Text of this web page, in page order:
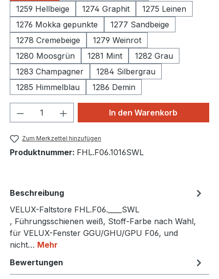
1259 Hellbeige
1274 Graphit
1275 Leinen
1276 Mokka gepunkte
1277 Sandbeige
1278 Cremebeige
1279 Weinrot
1280 Moosgrün
1281 Mint
1282 Grau
1283 Champagner
1284 Silbergrau
1285 Himmelblau
1286 Demin
Produkt Anzahl: Gib denIn den Warenkorb
Zum Merkzettel hinzufügen
Produktnummer: FHL.F06.1016SWL
Beschreibung
VELUX-Faltstore FHL.F06.____SWL
, Führungsschienen weiß, Stoff-Farbe nach Wahl,
für VELUX-Fenster GGU/GHU/GPU F06, und
nicht… Mehr
Bewertungen